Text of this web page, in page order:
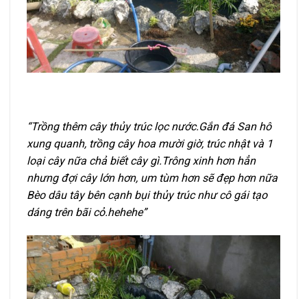
“Trồng thêm cây thủy trúc lọc nước.Gắn đá San hô
xung quanh, trồng cây hoa mười giờ, trúc nhật và 1
loại cây nữa chả biết cây gì.Trông xinh hơn hẳn
nhưng đợi cây lớn hơn, um tùm hơn sẽ đẹp hơn nữa
Bèo dâu tây bên cạnh bụi thủy trúc như cô gái tạo
dáng trên bãi cỏ.hehehe”